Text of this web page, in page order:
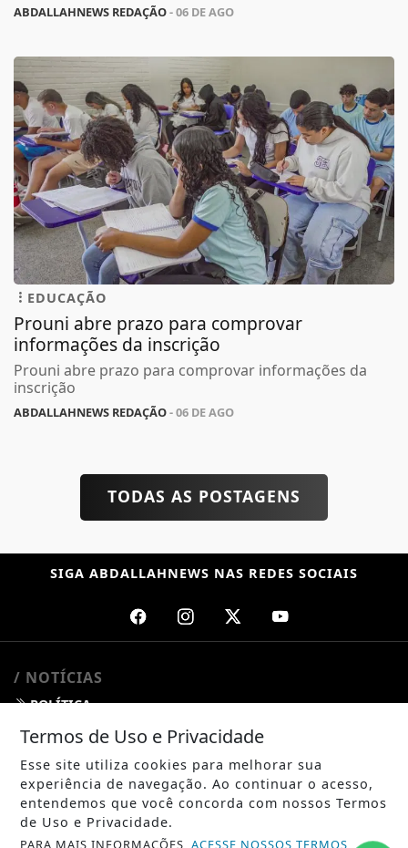
ABDALLAHNEWS REDAÇÃO- 06 DE AGO
EDUCAÇÃO
Prouni abre prazo para comprovar
informações da inscrição
Prouni abre prazo para comprovar informações da
inscrição
ABDALLAHNEWS REDAÇÃO- 06 DE AGO
TODAS AS POSTAGENS
SIGA ABDALLAHNEWS NAS REDES SOCIAIS
/ NOTÍCIAS
POLÍTICA
MUNDO
ENTRETENIMENTO
TECNOLOGIA
Termos de Uso e Privacidade
Esse site utiliza cookies para melhorar sua
experiência de navegação. Ao continuar o acesso,
entendemos que você concorda com nossos Termos
de Uso e Privacidade.
PARA MAIS INFORMAÇÕES,ACESSE NOSSOS TERMOS